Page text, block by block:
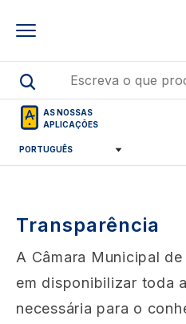
AS NOSSAS
APLICAÇÕES
Transparência
A Câmara Municipal
em disponibilizar toda
necessária para o